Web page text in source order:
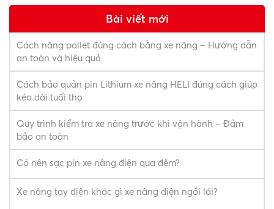
Bài viết mới
Cách nâng pallet đúng cách bằng xe nâng – Hướng dẫn
an toàn và hiệu quả
Cách bảo quản pin Lithium xe nâng HELI đúng cách giúp
kéo dài tuổi thọ
Quy trình kiểm tra xe nâng trước khi vận hành – Đảm
bảo an toàn
Có nên sạc pin xe nâng điện qua đêm?
Xe nâng tay điện khác gì xe nâng điện ngồi lái?